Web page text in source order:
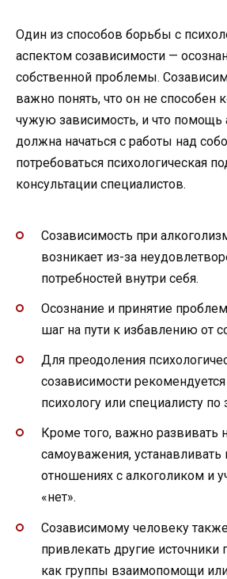
Один из способов борьбы с
аспектом созависимости —
собственной проблемы.
важно понять, что он не способен
чужую зависимость, и что помощь
должна начаться с работы над
потребоваться психологическая
консультации специалистов.
Созависимость при
возникает из-за
потребностей внутри себя.
Осознание и принятие
шаг на пути к избавлению от
Для преодоления
созависимости рекомендуется
психологу или специалисту по
Кроме того, важно развивать
самоуважения,
отношениях с алкоголиком и
«нет».
Созависимому человеку
привлекать другие источники
как группы взаимопомощи